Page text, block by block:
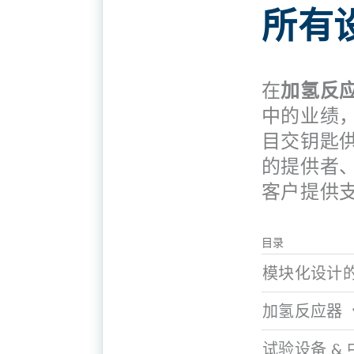
所有
在加氢反
中的业绩
目交钥匙
的提供者
客户提供
目录
模块化设计
加氢反应器
试验设备 &